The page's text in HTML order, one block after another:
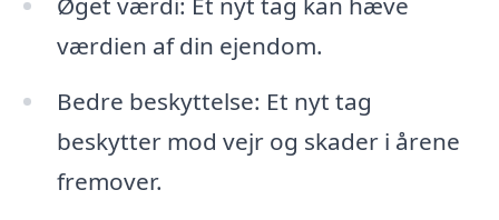
værdien af din ejendom.
Bedre beskyttelse: Et nyt tag
beskytter mod vejr og skader i årene
fremover.